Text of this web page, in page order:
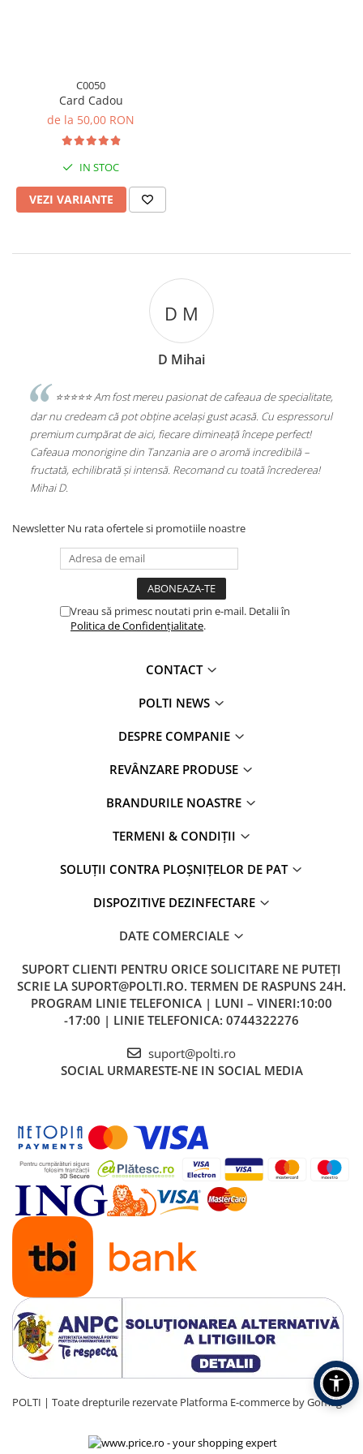
C0050
Card Cadou
de la 50,00 RON
IN STOC
VEZI VARIANTE
D M
D Mihai
⭐️⭐️⭐️⭐️⭐️ Am fost mereu pasionat de cafeaua de specialitate,
dar nu credeam că pot obține același gust acasă. Cu espressorul
premium cumpărat de aici, fiecare dimineață începe perfect!
Cafeaua monorigine din Tanzania are o aromă incredibilă –
fructată, echilibrată și intensă. Recomand cu toată încrederea!
Mihai D.
Newsletter Nu rata ofertele si promotiile noastre
Vreau să primesc noutati prin e-mail. Detalii în
Politica de Confidențialitate.
CONTACT
POLTI NEWS
DESPRE COMPANIE
REVÂNZARE PRODUSE
BRANDURILE NOASTRE
TERMENI & CONDIȚII
SOLUȚII CONTRA PLOȘNIȚELOR DE PAT
DISPOZITIVE DEZINFECTARE
DATE COMERCIALE
SUPORT CLIENTI PENTRU ORICE SOLICITARE NE PUTEȚI
SCRIE LA SUPORT@POLTI.RO. TERMEN DE RASPUNS 24H.
PROGRAM LINIE TELEFONICA | LUNI – VINERI:10:00
-17:00 | LINIE TELEFONICA: 0744322276
suport@polti.ro
SOCIAL URMARESTE-NE IN SOCIAL MEDIA
POLTI | Toate drepturile rezervate Platforma E-commerce by Gomag